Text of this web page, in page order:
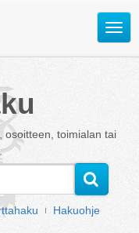
Avaa
osoitteen, toimialan tai
Hakuohje